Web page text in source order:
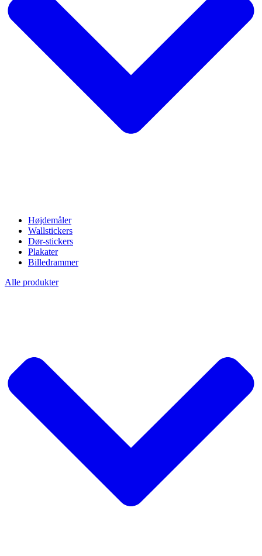
Højdemåler
Wallstickers
Dør-stickers
Plakater
Billedrammer
Alle produkter